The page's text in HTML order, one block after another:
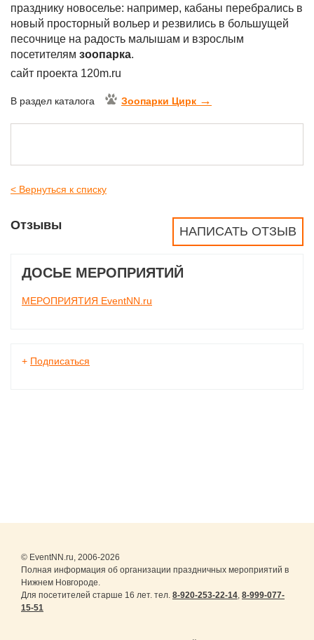
празднику новоселье: например, кабаны перебрались в
новый просторный вольер и резвились в большущей
песочнице на радость малышам и взрослым
посетителям зоопарка.
сайт проекта 120m.ru
В раздел каталога Зоопарки Цирк →
< Вернуться к списку
НАПИСАТЬ ОТЗЫВ
Отзывы
ДОСЬЕ МЕРОПРИЯТИЙ
МЕРОПРИЯТИЯ EventNN.ru
+ Подписаться
© EventNN.ru, 2006-2026
Полная информация об организации праздничных мероприятий в
Нижнем Новгороде.
Для посетителей старше 16 лет. тел. 8-920-253-22-14, 8-999-077-
15-51